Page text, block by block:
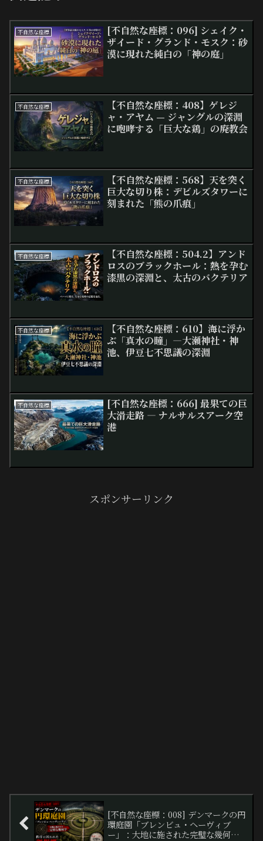
不自然な座標
[不自然な座標：096] シェイク・
ザイード・グランド・モスク：砂
漠に現れた純白の「神の庭」
不自然な座標
【不自然な座標：408】ゲレジ
ャ・アヤム — ジャングルの深淵
に咆哮する「巨大な鶏」の廃教会
不自然な座標
【不自然な座標：568】天を突く
巨大な切り株：デビルズタワーに
刻まれた「熊の爪痕」
不自然な座標
【不自然な座標：504.2】アンド
ロスのブラックホール：熱を孕む
漆黒の深淵と、太古のバクテリア
不自然な座標
【不自然な座標：610】海に浮か
ぶ「真水の瞳」―大瀬神社・神
池、伊豆七不思議の深淵
不自然な座標
[不自然な座標：666] 最果ての巨
大滑走路 ― ナルサルスアーク空
港
スポンサーリンク
[不自然な座標：008] デンマークの円
環庭園「ブレンビュ・ヘーヴィブ
ー」：大地に施された完璧な幾何学